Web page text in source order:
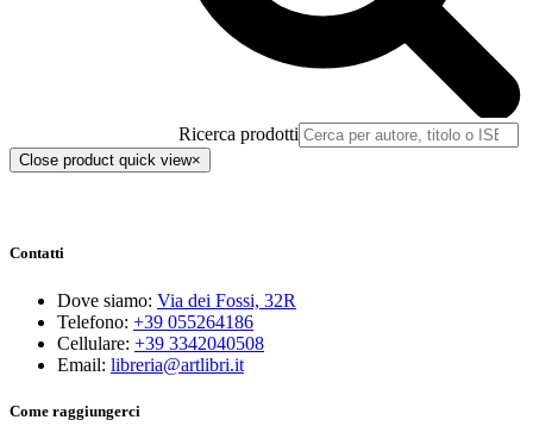
Ricerca prodotti
Close product quick view×
Contatti
Dove siamo: Via dei Fossi, 32R
Telefono: +39 055264186
Cellulare: +39 3342040508
Email: libreria@artlibri.it
Come raggiungerci